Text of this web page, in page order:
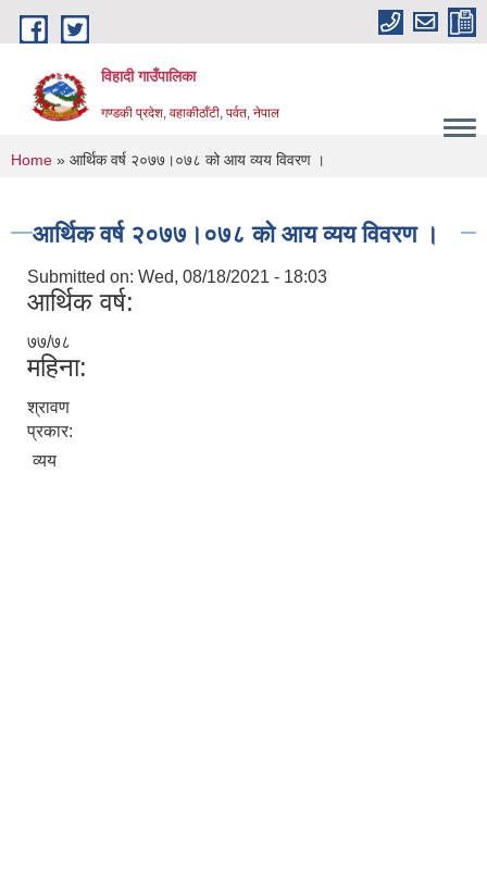
Skip to main content
विहादी गाउँपालिका
गण्डकी प्रदेश, वहाकीठाँटी, पर्वत, नेपाल
You are here
Home » आर्थिक वर्ष २०७७।०७८ को आय व्यय विवरण ।
आर्थिक वर्ष २०७७।०७८ को आय व्यय विवरण ।
Submitted on: Wed, 08/18/2021 - 18:03
आर्थिक वर्ष:
७७/७८
महिना:
श्रावण
प्रकार:
व्यय